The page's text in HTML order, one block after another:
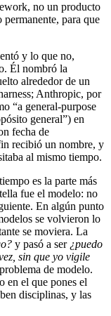
no un producto
para que
y lo que no,
Él nombró la
alrededor de un
Anthropic, por
“a general-purpose
general”) en
fecha de
recibió un nombre, y
al mismo tiempo.
es la parte más
fue el modelo: no
En algún punto
se volvieron lo
se moviera. La
y pasó a ser ¿puedo
sin que yo vigile
de modelo.
en el que pones el
disciplinas, y las